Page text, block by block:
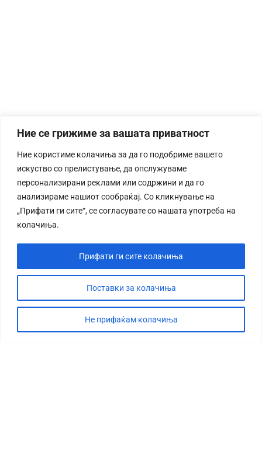
Ние се грижиме за вашата приватност
Ние користиме колачиња за да го подобриме вашето
искуство со прелистување, да опслужуваме
персонализирани реклами или содржини и да го
анализираме нашиот сообраќај. Со кликнување на
„Прифати ги сите“, се согласувате со нашата употреба на
колачиња.
Поставки за колачиња
Не прифаќам колачиња
Прифати ги сите колачиња
СТОРИЈА
ДЕБАТА